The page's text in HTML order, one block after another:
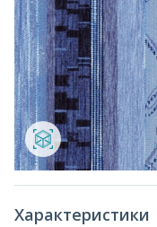
Характеристики